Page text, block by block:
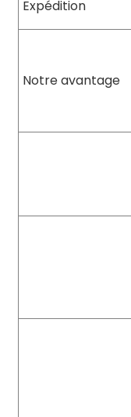
Expédition
Notre avantage